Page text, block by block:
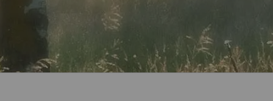
Vermittlungshilfe privat